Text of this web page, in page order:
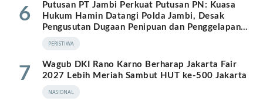
6
Putusan PT Jambi Perkuat Putusan PN: Kuasa
Hukum Hamin Datangi Polda Jambi, Desak
Pengusutan Dugaan Penipuan dan Penggelapan
PERISTIWA
7
Wagub DKI Rano Karno Berharap Jakarta Fair
2027 Lebih Meriah Sambut HUT ke-500 Jakarta
NASIONAL